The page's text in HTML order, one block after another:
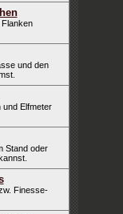
und den
und Elfmeter
Stand oder
Finesse-